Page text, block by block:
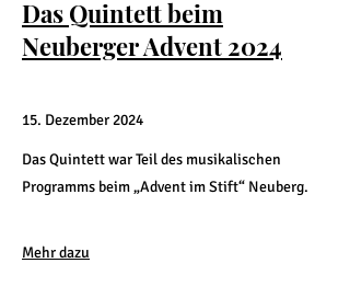
Das Quintett beim
Neuberger Advent 2024
15. Dezember 2024
Das Quintett war Teil des musikalischen
Programms beim „Advent im Stift“ Neuberg.
Mehr dazu